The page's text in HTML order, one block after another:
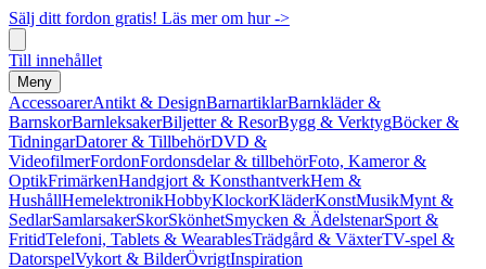
Sälj ditt fordon gratis! Läs mer om hur ->
Till innehållet
Meny
AccessoarerAntikt & DesignBarnartiklarBarnkläder &
BarnskorBarnleksakerBiljetter & ResorBygg & VerktygBöcker &
TidningarDatorer & TillbehörDVD &
VideofilmerFordonFordonsdelar & tillbehörFoto, Kameror &
OptikFrimärkenHandgjort & KonsthantverkHem &
HushållHemelektronikHobbyKlockorKläderKonstMusikMynt &
SedlarSamlarsakerSkorSkönhetSmycken & ÄdelstenarSport &
FritidTelefoni, Tablets & WearablesTrädgård & VäxterTV-spel &
DatorspelVykort & BilderÖvrigtInspiration